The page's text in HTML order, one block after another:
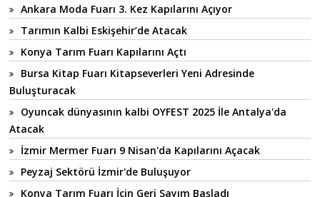
Ankara Moda Fuarı 3. Kez Kapılarını Açıyor
Tarımın Kalbi Eskişehir’de Atacak
Konya Tarım Fuarı Kapılarını Açtı
Bursa Kitap Fuarı Kitapseverleri Yeni Adresinde
Buluşturacak
Oyuncak dünyasının kalbi OYFEST 2025 İle Antalya'da
Atacak
İzmir Mermer Fuarı 9 Nisan'da Kapılarını Açacak
Peyzaj Sektörü İzmir'de Buluşuyor
Konya Tarım Fuarı İçin Geri Sayım Başladı